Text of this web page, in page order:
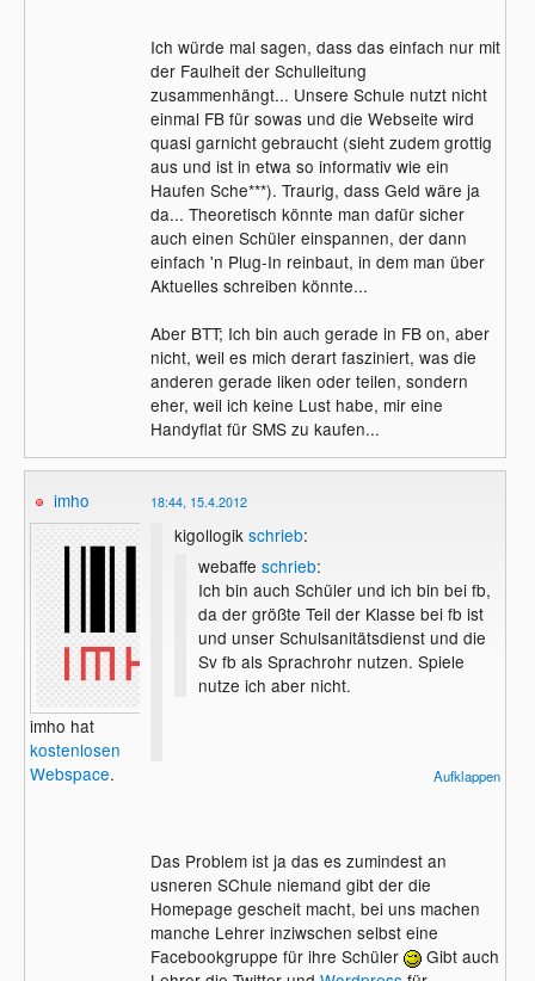
z.B. über die Schulhomepage?
Ich würde mal sagen, dass das einfach nur mit
der Faulheit der Schulleitung
zusammenhängt... Unsere Schule nutzt nicht
einmal FB für sowas und die Webseite wird
quasi garnicht gebraucht (sieht zudem grottig
aus und ist in etwa so informativ wie ein
Haufen Sche***). Traurig, dass Geld wäre ja
da... Theoretisch könnte man dafür sicher
auch einen Schüler einspannen, der dann
einfach 'n Plug-In reinbaut, in dem man über
Aktuelles schreiben könnte...
Aber BTT; Ich bin auch gerade in FB on, aber
nicht, weil es mich derart fasziniert, was die
anderen gerade liken oder teilen, sondern
eher, weil ich keine Lust habe, mir eine
Handyflat für SMS zu kaufen...
imho
imho hat
kostenlosen
Webspace.
18:44, 15.4.2012
kigollogik schrieb:
webaffe schrieb:
Ich bin auch Schüler und ich bin bei fb,
da der größte Teil der Klasse bei fb ist
und unser Schulsanitätsdienst und die
Sv fb als Sprachrohr nutzen. Spiele
nutze ich aber nicht.
z.B. über die Schulhomepage?
Aufklappen
Das Problem ist ja das es zumindest an
usneren SChule niemand gibt der die
Homepage gescheit macht, bei uns machen
manche Lehrer inziwschen selbst eine
Facebookgruppe für ihre Schüler
Gibt auch